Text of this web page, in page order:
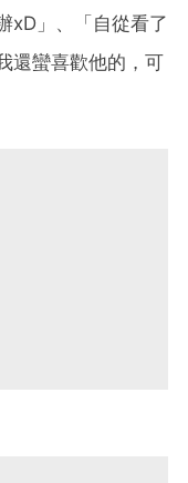
xD」、「自從看了
還蠻喜歡他的，可